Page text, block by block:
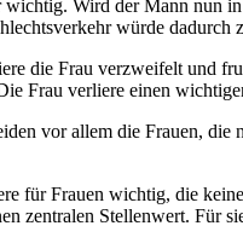
Wird der Mann
würde
die Frau verzweifelt und
Frau verliere einen
vor allem die Frauen,
für Frauen wichtig, die
zentralen Stellenwert. Für